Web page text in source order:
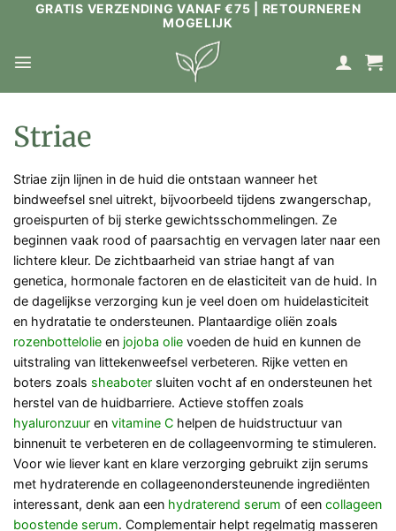
GRATIS VERZENDING VANAF €75 | RETOURNEREN
MOGELIJK
Striae
Striae zijn lijnen in de huid die ontstaan wanneer het
bindweefsel snel uitrekt, bijvoorbeeld tijdens zwangerschap,
groeispurten of bij sterke gewichtsschommelingen. Ze
beginnen vaak rood of paarsachtig en vervagen later naar een
lichtere kleur. De zichtbaarheid van striae hangt af van
genetica, hormonale factoren en de elasticiteit van de huid. In
de dagelijkse verzorging kun je veel doen om huidelasticiteit
en hydratatie te ondersteunen. Plantaardige oliën zoals
rozenbottelolie en jojoba olie voeden de huid en kunnen de
uitstraling van littekenweefsel verbeteren. Rijke vetten en
boters zoals sheaboter sluiten vocht af en ondersteunen het
herstel van de huidbarriere. Actieve stoffen zoals
hyaluronzuur en vitamine C helpen de huidstructuur van
binnenuit te verbeteren en de collageenvorming te stimuleren.
Voor wie liever kant en klare verzorging gebruikt zijn serums
met hydraterende en collageenondersteunende ingrediënten
interessant, denk aan een hydraterend serum of een collageen
boostende serum. Complementair helpt regelmatig masseren